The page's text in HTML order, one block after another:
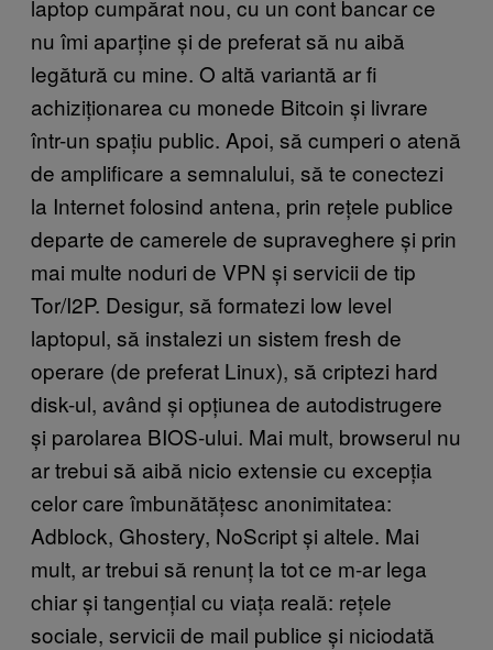
laptop cumpărat nou, cu un cont bancar ce
nu îmi aparține și de preferat să nu aibă
legătură cu mine. O altă variantă ar fi
achiziționarea cu monede Bitcoin și livrare
într-un spațiu public. Apoi, să cumperi o atenă
de amplificare a semnalului, să te conectezi
la Internet folosind antena, prin rețele publice
departe de camerele de supraveghere și prin
mai multe noduri de VPN și servicii de tip
Tor/I2P. Desigur, să formatezi low level
laptopul, să instalezi un sistem fresh de
operare (de preferat Linux), să criptezi hard
disk-ul, având și opțiunea de autodistrugere
și parolarea BIOS-ului. Mai mult, browserul nu
ar trebui să aibă nicio extensie cu excepția
celor care îmbunătățesc anonimitatea:
Adblock, Ghostery, NoScript și altele. Mai
mult, ar trebui să renunț la tot ce m-ar lega
chiar și tangențial cu viața reală: rețele
sociale, servicii de mail publice și niciodată